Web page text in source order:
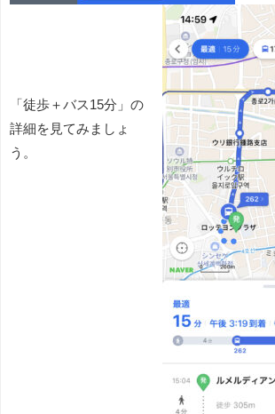
「徒歩＋バス15分」の
詳細を見てみましょ
う。